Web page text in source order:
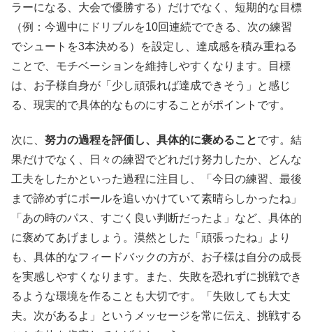
ラーになる、大会で優勝する）だけでなく、短期的な目標
（例：今週中にドリブルを10回連続でできる、次の練習
でシュートを3本決める）を設定し、達成感を積み重ねる
ことで、モチベーションを維持しやすくなります。目標
は、お子様自身が「少し頑張れば達成できそう」と感じ
る、現実的で具体的なものにすることがポイントです。
次に、努力の過程を評価し、具体的に褒めることです。結
果だけでなく、日々の練習でどれだけ努力したか、どんな
工夫をしたかといった過程に注目し、「今日の練習、最後
まで諦めずにボールを追いかけていて素晴らしかったね」
「あの時のパス、すごく良い判断だったよ」など、具体的
に褒めてあげましょう。漠然とした「頑張ったね」より
も、具体的なフィードバックの方が、お子様は自分の成長
を実感しやすくなります。また、失敗を恐れずに挑戦でき
るような環境を作ることも大切です。「失敗しても大丈
夫。次があるよ」というメッセージを常に伝え、挑戦する